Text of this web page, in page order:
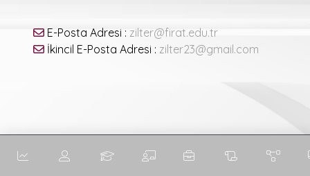
E-Posta Adresi : zilter@firat.edu.tr
İkincil E-Posta Adresi : zilter23@gmail.com